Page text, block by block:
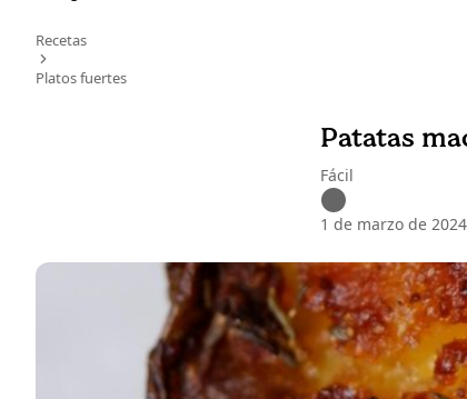
Recetas
Platos fuertes
Patatas
Fácil
1 de marzo de 2024